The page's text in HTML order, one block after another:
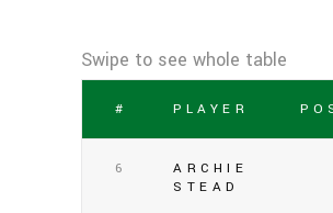
# PLAYER
6
ARCHIE
STEAD